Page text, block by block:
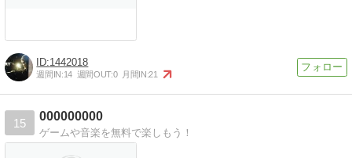
1442018
週間IN:14 週間OUT:0 月間IN:21
15
000000000
ゲームや音楽を無料で楽しもう！